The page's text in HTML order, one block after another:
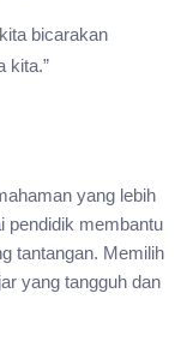
bicarakan
kita.”
yang lebih
pendidik membantu
tantangan. Memilih
yang tangguh dan